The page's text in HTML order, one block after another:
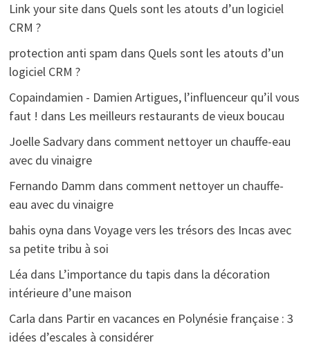
Link your sitedans Quels sont les atouts d’un logiciel
CRM ?
protection anti spam dans Quels sont les atouts d’un
logiciel CRM ?
Copaindamien - Damien Artigues, l’influenceur qu’il vous
faut ! dans Les meilleurs restaurants de vieux boucau
Joelle Sadvarydans comment nettoyer un chauffe-eau
avec du vinaigre
Fernando Damm dans comment nettoyer un chauffe-
eau avec du vinaigre
bahis oyna dans Voyage vers les trésors des Incas avec
sa petite tribu à soi
Léa dans L’importance du tapis dans la décoration
intérieure d’une maison
Carla dans Partir en vacances en Polynésie française : 3
idées d’escales à considérer